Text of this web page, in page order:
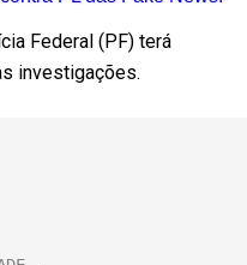
Federal (PF) terá
investigações.